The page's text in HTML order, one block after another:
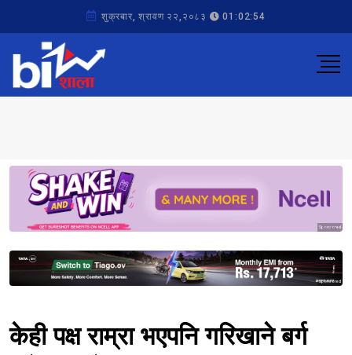
शुक्रबार, श्रावण २२,२०८३ 01:02:54
Sponsored
Sponsored
केही पक्ष राम्रा भएपनि गरिखाने बर्ग